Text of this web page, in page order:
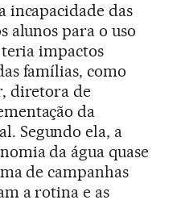
incapacidade das
alunos para o uso
impactos
famílias, como
diretora de
da
Segundo ela, a
da água quase
de campanhas
a rotina e as